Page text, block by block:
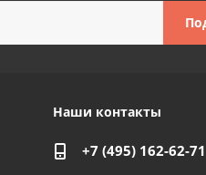
Наши контакты
+7 (495) 162-62-71